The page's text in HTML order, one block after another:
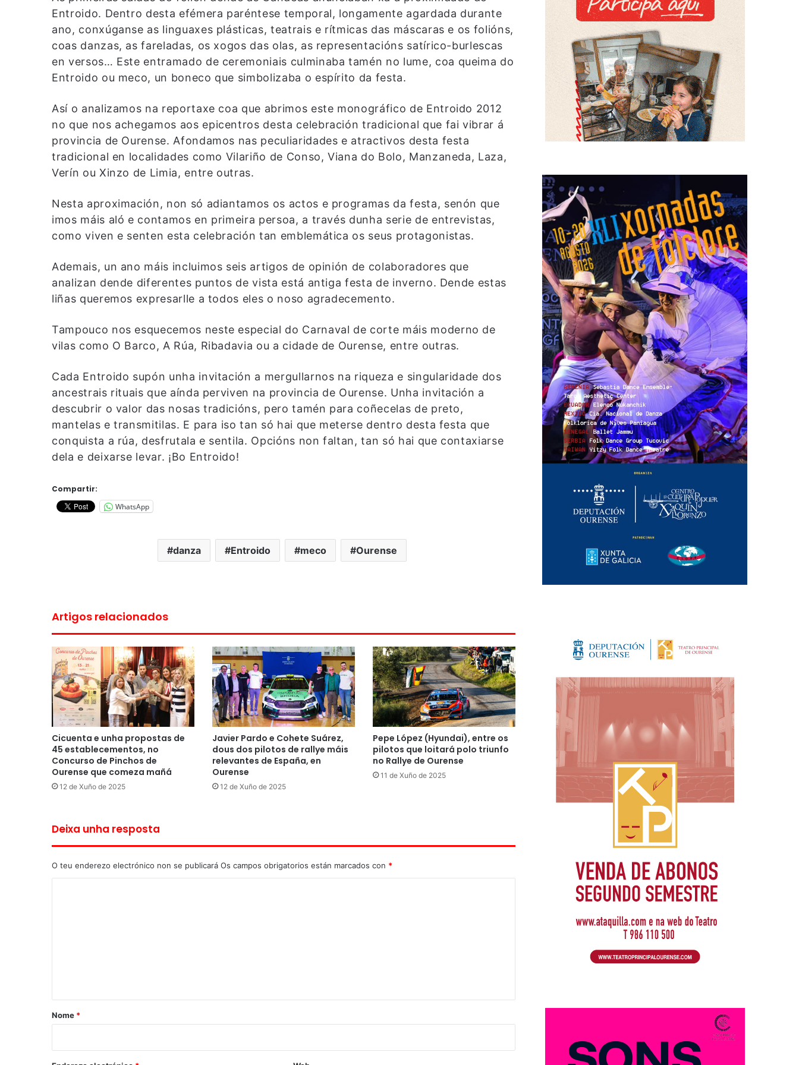
Entroido. Dentro desta efémera paréntese temporal, longamente agardada durante
ano, conxúganse as linguaxes plásticas, teatrais e rítmicas das máscaras e os folións,
coas danzas, as fareladas, os xogos das olas, as representacións satírico-burlescas
en versos… Este entramado de ceremoniais culminaba tamén no lume, coa queima do
Entroido ou meco, un boneco que simbolizaba o espírito da festa.
Así o analizamos na reportaxe coa que abrimos este monográfico de Entroido 2012
no que nos achegamos aos epicentros desta celebración tradicional que fai vibrar á
provincia de Ourense. Afondamos nas peculiaridades e atractivos desta festa
tradicional en localidades como Vilariño de Conso, Viana do Bolo, Manzaneda, Laza,
Verín ou Xinzo de Limia, entre outras.
Nesta aproximación, non só adiantamos os actos e programas da festa, senón que
imos máis aló e contamos en primeira persoa, a través dunha serie de entrevistas,
como viven e senten esta celebración tan emblemática os seus protagonistas.
Ademais, un ano máis incluimos seis artigos de opinión de colaboradores que
analizan dende diferentes puntos de vista está antiga festa de inverno. Dende estas
liñas queremos expresarlle a todos eles o noso agradecemento.
Tampouco nos esquecemos neste especial do Carnaval de corte máis moderno de
vilas como O Barco, A Rúa, Ribadavia ou a cidade de Ourense, entre outras.
Cada Entroido supón unha invitación a mergullarnos na riqueza e singularidade dos
ancestrais rituais que aínda perviven na provincia de Ourense. Unha invitación a
descubrir o valor das nosas tradicións, pero tamén para coñecelas de preto,
mantelas e transmitilas. E para iso tan só hai que meterse dentro desta festa que
conquista a rúa, desfrutala e sentila. Opcións non faltan, tan só hai que contaxiarse
dela e deixarse levar. ¡Bo Entroido!
Compartir:
WhatsApp
danza Entroido meco Ourense
Artigos relacionados
Cicuenta e unha propostas de
45 establecementos, no
Concurso de Pinchos de
Ourense que comeza mañá
12 de Xuño de 2025
Javier Pardo e Cohete Suárez,
dous dos pilotos de rallye máis
relevantes de España, en
Ourense
12 de Xuño de 2025
Pepe López (Hyundai), entre os
pilotos que loitará polo triunfo
no Rallye de Ourense
11 de Xuño de 2025
Deixa unha resposta
O teu enderezo electrónico non se publicará Os campos obrigatorios están marcados con *
r
Nome *